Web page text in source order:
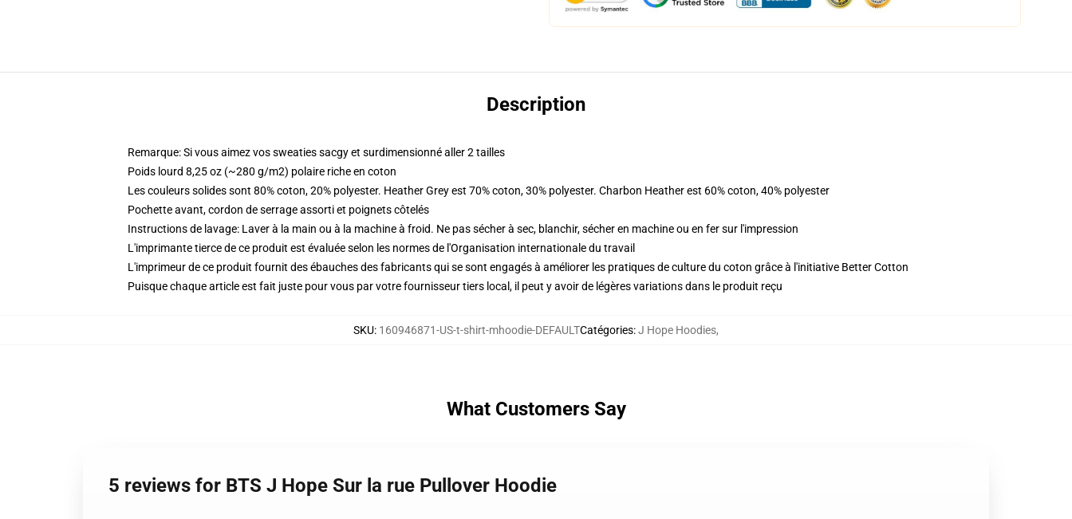
Description
Remarque: Si vous aimez vos sweaties sacgy et surdimensionné aller 2 tailles
Poids lourd 8,25 oz (~280 g/m2) polaire riche en coton
Les couleurs solides sont 80% coton, 20% polyester. Heather Grey est 70% coton, 30% polyester. Charbon Heather est 60% coton, 40% polyester
Pochette avant, cordon de serrage assorti et poignets côtelés
Instructions de lavage: Laver à la main ou à la machine à froid. Ne pas sécher à sec, blanchir, sécher en machine ou en fer sur l'impression
L'imprimante tierce de ce produit est évaluée selon les normes de l'Organisation internationale du travail
L'imprimeur de ce produit fournit des ébauches des fabricants qui se sont engagés à améliorer les pratiques de culture du coton grâce à l'initiative Better Cotton
Puisque chaque article est fait juste pour vous par votre fournisseur tiers local, il peut y avoir de légères variations dans le produit reçu
SKU: 160946871-US-t-shirt-mhoodie-DEFAULTCatégories:J Hope Hoodies,
What Customers Say
5 reviews for BTS J Hope Sur la rue Pullover Hoodie